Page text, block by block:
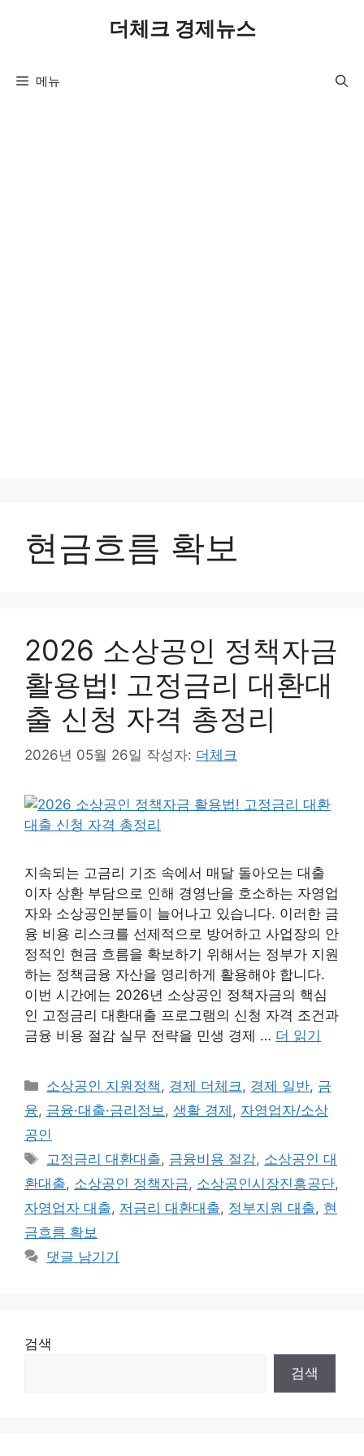
더체크 경제뉴스
메뉴
현금흐름 확보
2026 소상공인 정책자금
활용법! 고정금리 대환대
출 신청 자격 총정리
2026년 05월 26일 작성자: 더체크
지속되는 고금리 기조 속에서 매달 돌아오는 대출
이자 상환 부담으로 인해 경영난을 호소하는 자영업
자와 소상공인분들이 늘어나고 있습니다. 이러한 금
융 비용 리스크를 선제적으로 방어하고 사업장의 안
정적인 현금 흐름을 확보하기 위해서는 정부가 지원
하는 정책금융 자산을 영리하게 활용해야 합니다.
이번 시간에는 2026년 소상공인 정책자금의 핵심
인 고정금리 대환대출 프로그램의 신청 자격 조건과
금융 비용 절감 실무 전략을 민생 경제 … 더 읽기
카
테
고
리
소상공인 지원정책 , 경제 더체크 , 경제 일반, 금
융, 금융·대출·금리정보 , 생활 경제 , 자영업자/소상
공인
태
그
고정금리 대환대출, 금융비용 절감, 소상공인 대
환대출, 소상공인 정책자금, 소상공인시장진흥공단,
자영업자 대출, 저금리 대환대출, 정부지원 대출, 현
금흐름 확보
댓글 남기기
검색
검색